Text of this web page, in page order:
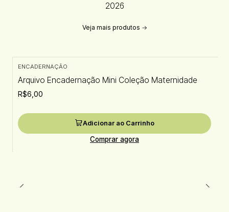
2026
Veja mais produtos
ENCADERNAÇÃO
Arquivo Encadernação Mini Coleção Maternidade
R$6,00
Adicionar ao Carrinho
Comprar agora